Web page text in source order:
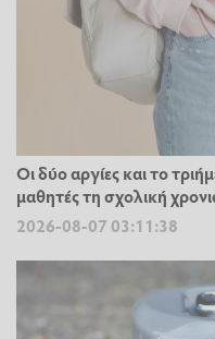
Οι δύο αργίες και το
μαθητές τη σχολική
2026-08-07 03:11:38